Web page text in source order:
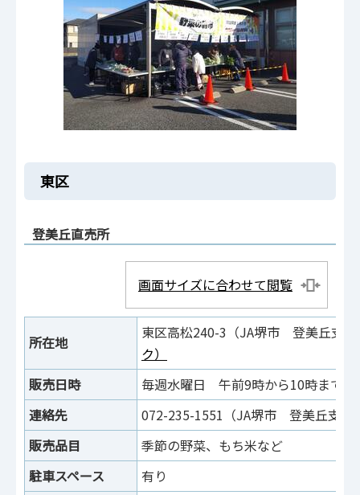
東区
登美丘直売所
画面サイズに合わせて閲覧
所在地
東区高松240-3（JA堺市 登美丘支
ク）
販売日時
毎週水曜日 午前9時から10時まで（
連絡先
072-235-1551（JA堺市 登美丘支所
販売品目
季節の野菜、もち米など
駐車スペース
有り